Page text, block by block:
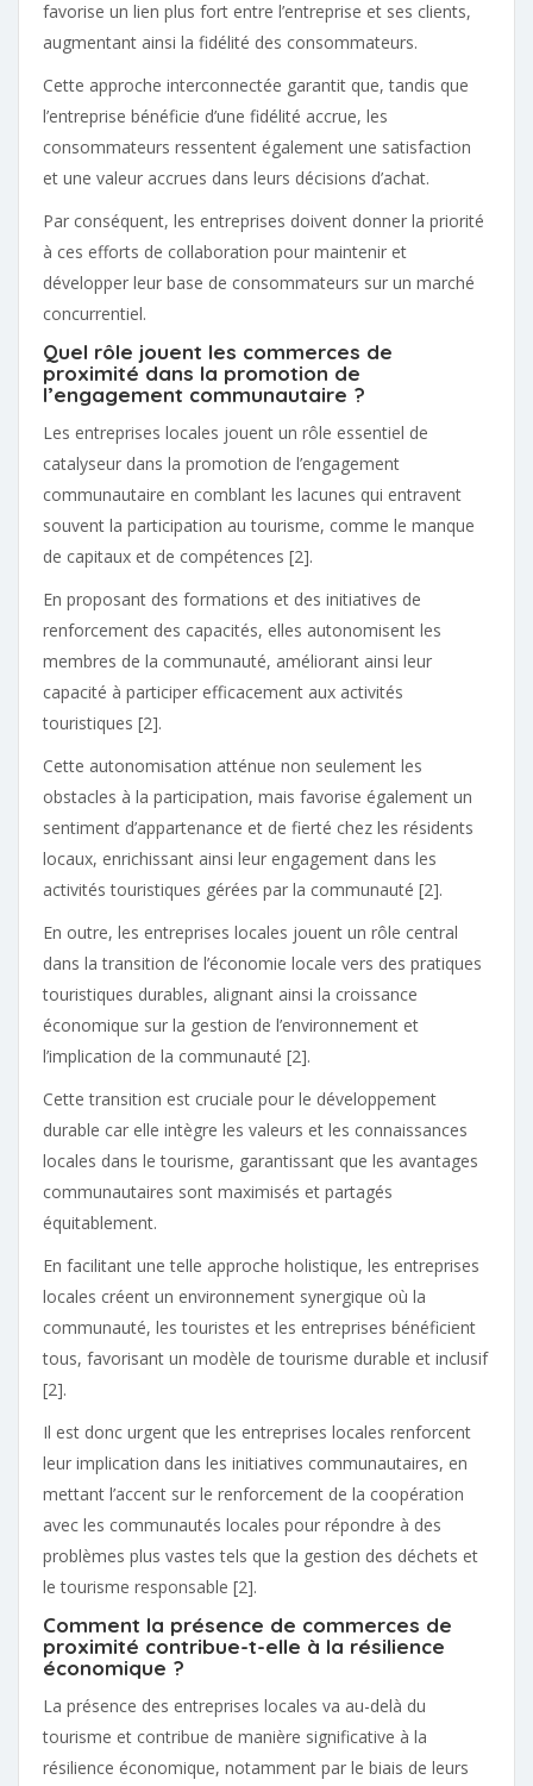
favorise un lien plus fort entre l’entreprise et ses clients,
augmentant ainsi la fidélité des consommateurs.
Cette approche interconnectée garantit que, tandis que
l’entreprise bénéficie d’une fidélité accrue, les
consommateurs ressentent également une satisfaction
et une valeur accrues dans leurs décisions d’achat.
Par conséquent, les entreprises doivent donner la priorité
à ces efforts de collaboration pour maintenir et
développer leur base de consommateurs sur un marché
concurrentiel.
Quel rôle jouent les commerces de
proximité dans la promotion de
l’engagement communautaire ?
Les entreprises locales jouent un rôle essentiel de
catalyseur dans la promotion de l’engagement
communautaire en comblant les lacunes qui entravent
souvent la participation au tourisme, comme le manque
de capitaux et de compétences [2].
En proposant des formations et des initiatives de
renforcement des capacités, elles autonomisent les
membres de la communauté, améliorant ainsi leur
capacité à participer efficacement aux activités
touristiques [2].
Cette autonomisation atténue non seulement les
obstacles à la participation, mais favorise également un
sentiment d’appartenance et de fierté chez les résidents
locaux, enrichissant ainsi leur engagement dans les
activités touristiques gérées par la communauté [2].
En outre, les entreprises locales jouent un rôle central
dans la transition de l’économie locale vers des pratiques
touristiques durables, alignant ainsi la croissance
économique sur la gestion de l’environnement et
l’implication de la communauté [2].
Cette transition est cruciale pour le développement
durable car elle intègre les valeurs et les connaissances
locales dans le tourisme, garantissant que les avantages
communautaires sont maximisés et partagés
équitablement.
En facilitant une telle approche holistique, les entreprises
locales créent un environnement synergique où la
communauté, les touristes et les entreprises bénéficient
tous, favorisant un modèle de tourisme durable et inclusif
[2].
Il est donc urgent que les entreprises locales renforcent
leur implication dans les initiatives communautaires, en
mettant l’accent sur le renforcement de la coopération
avec les communautés locales pour répondre à des
problèmes plus vastes tels que la gestion des déchets et
le tourisme responsable [2].
Comment la présence de commerces de
proximité contribue-t-elle à la résilience
économique ?
La présence des entreprises locales va au-delà du
tourisme et contribue de manière significative à la
résilience économique, notamment par le biais de leurs